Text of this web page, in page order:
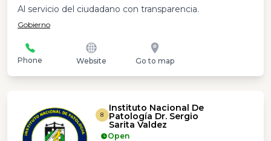
Al servicio del ciudadano con transparencia.
Gobierno
Phone Website Go to map
8
Instituto Nacional De
Patología Dr. Sergio
Sarita Valdez
Open